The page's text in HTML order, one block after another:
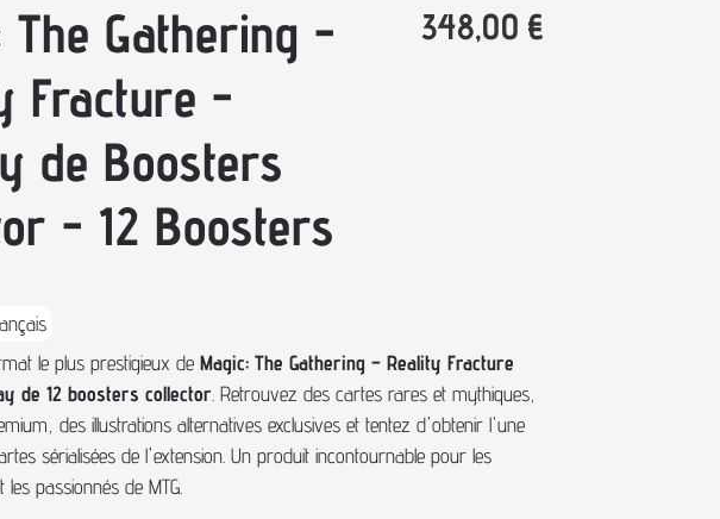
The Gathering -
Fracture -
de Boosters
- 12 Boosters
348,00 €
le plus prestigieux de Magic: The Gathering – Reality Fracture
de 12 boosters collector . Retrouvez des cartes rares et mythiques,
des illustrations alternatives exclusives et tentez d'obtenir l'une
sérialisées de l'extension. Un produit incontournable pour les
passionnés de MTG.